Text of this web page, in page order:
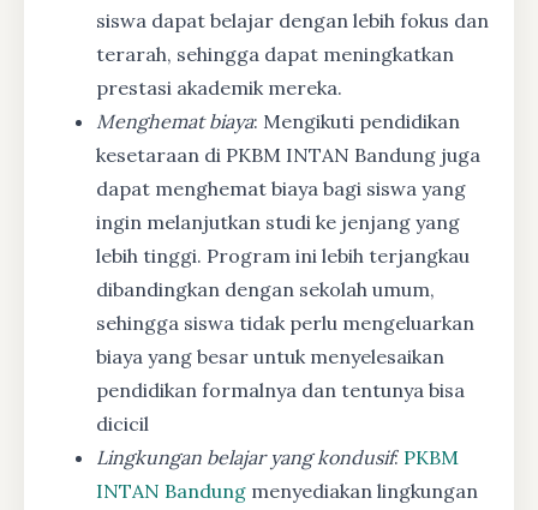
siswa dapat belajar dengan lebih fokus dan
terarah, sehingga dapat meningkatkan
prestasi akademik mereka.
Menghemat biaya: Mengikuti pendidikan
kesetaraan di PKBM INTAN Bandung juga
dapat menghemat biaya bagi siswa yang
ingin melanjutkan studi ke jenjang yang
lebih tinggi. Program ini lebih terjangkau
dibandingkan dengan sekolah umum,
sehingga siswa tidak perlu mengeluarkan
biaya yang besar untuk menyelesaikan
pendidikan formalnya dan tentunya bisa
dicicil
Lingkungan belajar yang kondusif: PKBM
INTAN Bandung menyediakan lingkungan